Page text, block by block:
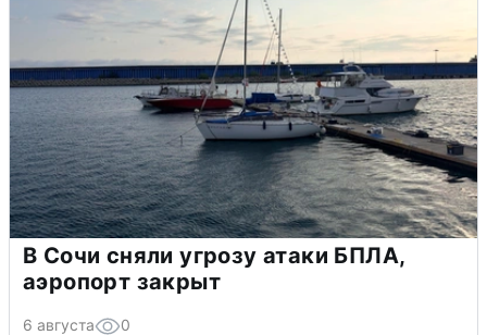
В Сочи сняли угрозу атаки БПЛА,
аэропорт закрыт
6 августа 0